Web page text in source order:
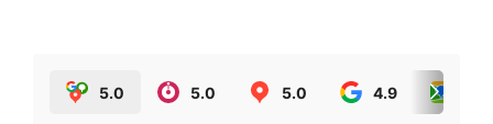
5.0 5.0 5.0 4.9